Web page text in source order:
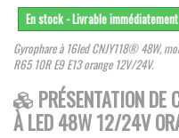
En stock - Livrable immédiatement
Gyrophare à 16led CNJY118® 48W,
R65 10R E9 E13 orange 12V/24V.
PRÉSENTATION DE
À LED 48W 12/24V